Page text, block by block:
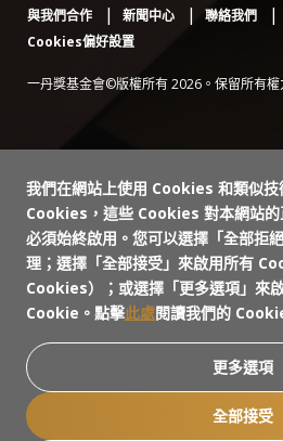
與我們合作 新聞中心 聯絡我們
Cookies偏好設置
一丹獎基金會©版權所有 2026。保留所有權
我們在網站上使用 Cookies 和類似技
Cookies，這些 Cookies 對本網站的
必須始終啟用。您可以選擇「全部拒
理；選擇「全部接受」來啟用所有
Cookies）；或選擇「更多選項」來
Cookie。點擊此處閱讀我們的
更多選項
全部接受